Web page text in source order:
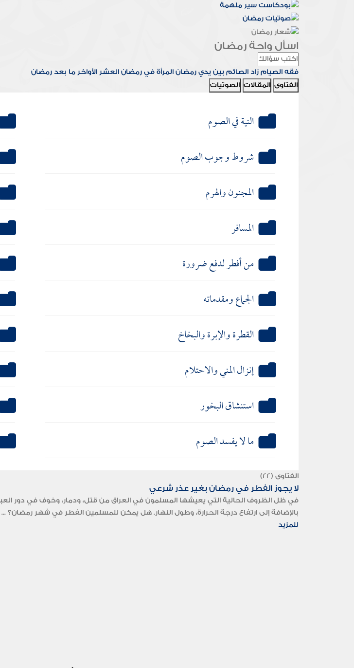
اسأل واحة رمضان
فقه الصيام زاد الصائم بين يدي رمضان المرأة في رمضان العشر الأواخر ما بعد رمضان
الفتاوى المقالات الصوتيات
النية في الصوم
شروط وجوب الصوم
المجنون والهرم
المسافر
من أفطر لدفع ضرورة
الجماع ومقدماته
القطرة والإبرة والبخاخ
إنزال المني والاحتلام
استنشاق البخور
ما لا يفسد الصوم
الفتاوى (22)
لا يجوز الفطر في رمضان بغير عذر شرعي
في ظل الظروف الحالية التي يعيشها المسلمون في العراق من قتل، ودمار، وخوف في دور
بالإضافة إلى ارتفاع درجة الحرارة، وطول النهار. هل يمكن للمسلمين الفطر في شهر رمضان؟ ...
للمزيد